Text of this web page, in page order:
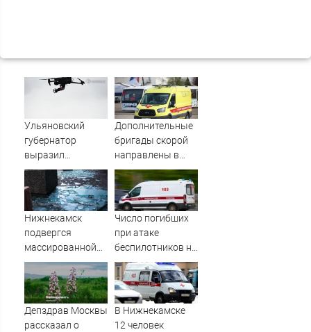
Ульяновский
губернатор
выразил
соболезнования
семьям погибших
в Нижнекамске
Дополнительные
бригады скорой
направлены в
Нижнекамск для
помощи
пострадавшим
при атаке БПЛА
Новости
Нижнекамск
подвергся
массированной
атаке БПЛА, есть
погибшие
Число погибших
при атаке
беспилотников на
Нижнекамск
выросло до 13
Депздрав Москвы
рассказал о
В Нижнекамске
12 человек